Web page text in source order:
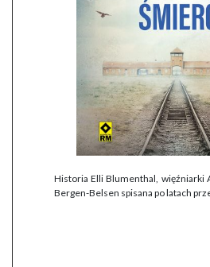
Historia Elli Blumenthal, więźniarki
Bergen-Belsen spisana po latach